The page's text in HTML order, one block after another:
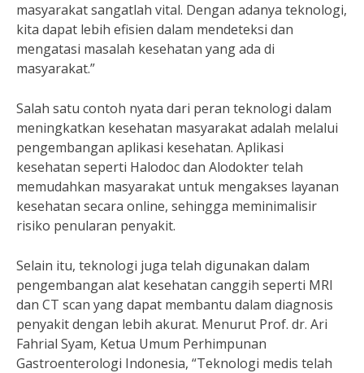
masyarakat sangatlah vital. Dengan adanya teknologi,
kita dapat lebih efisien dalam mendeteksi dan
mengatasi masalah kesehatan yang ada di
masyarakat.”
Salah satu contoh nyata dari peran teknologi dalam
meningkatkan kesehatan masyarakat adalah melalui
pengembangan aplikasi kesehatan. Aplikasi
kesehatan seperti Halodoc dan Alodokter telah
memudahkan masyarakat untuk mengakses layanan
kesehatan secara online, sehingga meminimalisir
risiko penularan penyakit.
Selain itu, teknologi juga telah digunakan dalam
pengembangan alat kesehatan canggih seperti MRI
dan CT scan yang dapat membantu dalam diagnosis
penyakit dengan lebih akurat. Menurut Prof. dr. Ari
Fahrial Syam, Ketua Umum Perhimpunan
Gastroenterologi Indonesia, “Teknologi medis telah